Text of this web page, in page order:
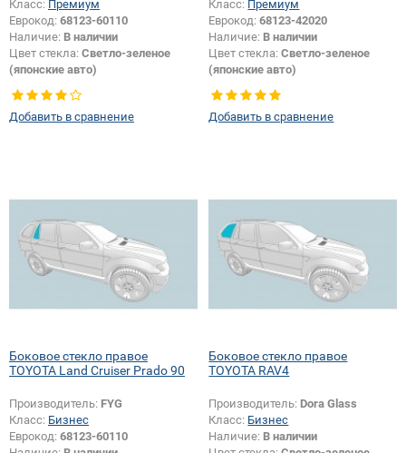
Класс: Премиум
Еврокод: 68123-60110
Наличие: В наличии
Цвет стекла: Светло-зеленое
(японские авто)
Тип кузова: Внедорожник
Тип стекла:Боковое стекло
правое
Добавить в сравнение
Класс: Премиум
Еврокод:68123-42020
Наличие: В наличии
Цвет стекла:Светло-зеленое
(японские авто)
Тип кузова:Внедорожник
Тип стекла:Боковое стекло
правое
Добавить в сравнение
Боковое стекло правое
TOYOTA Land Cruiser Prado 90
Производитель: FYG
Класс: Бизнес
Еврокод: 68123-60110
Боковое стекло правое
TOYOTA RAV4
Производитель: Dora Glass
Класс: Бизнес
Наличие: В наличии